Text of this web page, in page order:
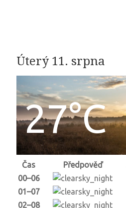
Úterý 11. srpna
27°C
Čas Předpověď
00–06
01–07
02–08